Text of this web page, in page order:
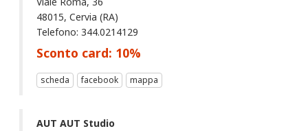
48015, Cervia (RA)
Telefono: 344.0214129
Sconto card: 10%
scheda facebook mappa
AUT AUT Studio